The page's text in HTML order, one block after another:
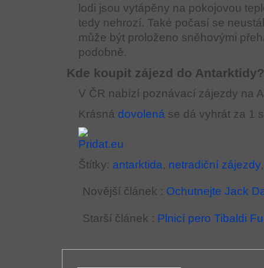
lodi jsou vytápěny na pokojovou
tedy nehrozí. Také počasí se
může být proloženo sněhovými
podobně.
Kde koupit zájezd do Antarktidy?
V ČR nabízí poznávací zájezdy na
Krásná dovolená se dá vyhrát za 1
Štítky: antarktida, netradiční zájezdy
Novější článek : Ochutnejte Jack
Starší článek : Plnicí pero Tibaldi